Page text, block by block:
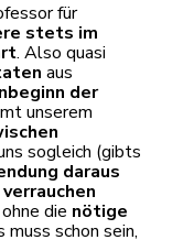
für
stets im
. Also quasi
aus
der
unserem
sogleich (gibts
daraus
verrauchen
die nötige
muss schon sein,